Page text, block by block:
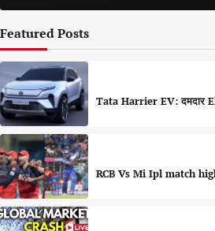
Featured Posts
Tata Harrier EV: दमदार
RCB Vs Mi Ipl match